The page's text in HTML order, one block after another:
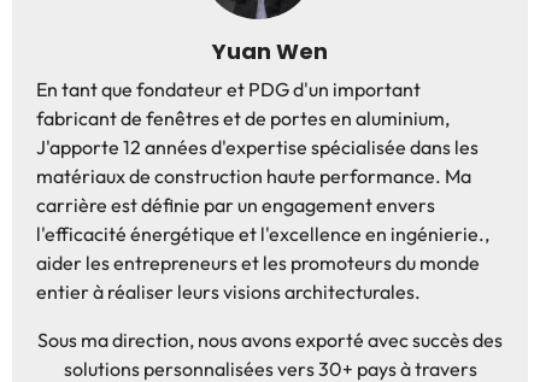
Yuan Wen
En tant que fondateur et PDG d'un important
fabricant de fenêtres et de portes en aluminium,
J'apporte 12 années d'expertise spécialisée dans les
matériaux de construction haute performance. Ma
carrière est définie par un engagement envers
l'efficacité énergétique et l'excellence en ingénierie.,
aider les entrepreneurs et les promoteurs du monde
entier à réaliser leurs visions architecturales.
Sous ma direction, nous avons exporté avec succès des
solutions personnalisées vers 30+ pays à travers